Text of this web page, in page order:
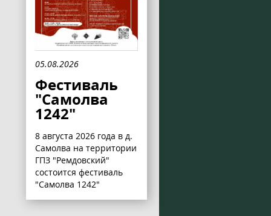
05.08.2026
Фестиваль
"Самолва
1242"
8 августа 2026 года в д.
Самолва на территории
ГПЗ "Ремдовский"
состоится фестиваль
"Самолва 1242"